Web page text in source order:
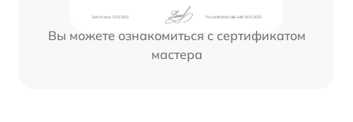
Вы можете ознакомиться с сертификатом
мастера